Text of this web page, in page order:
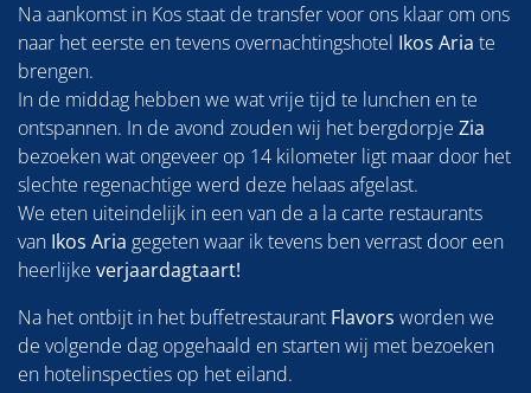
Na aankomst in Kos staat de transfer voor ons klaar om ons
naar het eerste en tevens overnachtingshotel Ikos Aria te
brengen.
In de middag hebben we wat vrije tijd te lunchen en te
ontspannen. In de avond zouden wij het bergdorpje Zia
bezoeken wat ongeveer op 14 kilometer ligt maar door het
slechte regenachtige werd deze helaas afgelast.
We eten uiteindelijk in een van de a la carte restaurants
van Ikos Aria gegeten waar ik tevens ben verrast door een
heerlijke verjaardagtaart!
Na het ontbijt in het buffetrestaurant Flavors worden we
de volgende dag opgehaald en starten wij met bezoeken
en hotelinspecties op het eiland.